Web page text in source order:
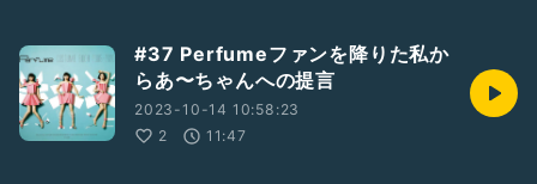
#37 Perfumeファンを降りた私か
らあ〜ちゃんへの提言
2023-10-14 10:58:23
2
11:47